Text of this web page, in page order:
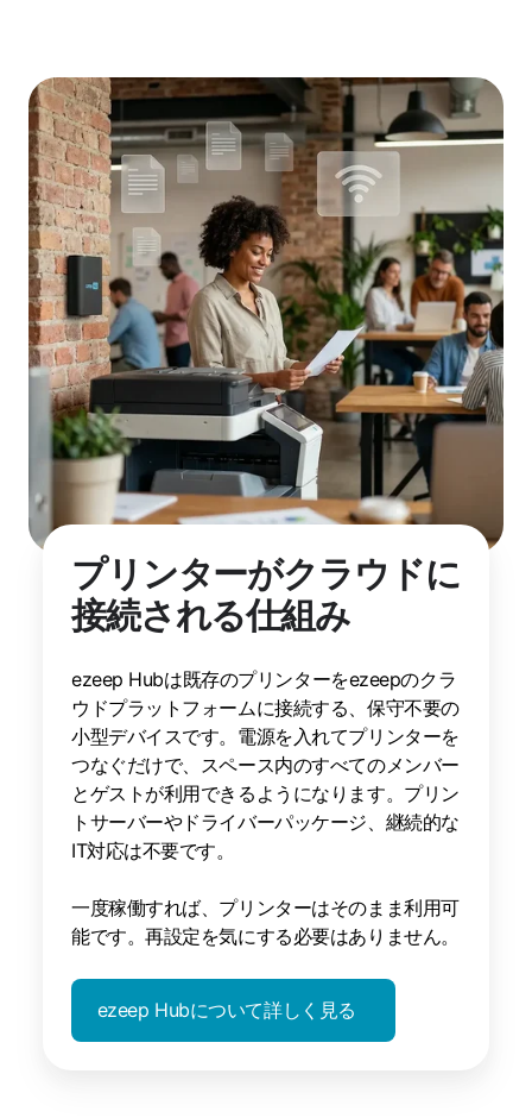
プリンターがクラウドに
接続される仕組み
ezeep Hubは既存のプリンターをezeepのクラ
ウドプラットフォームに接続する、保守不要の
小型デバイスです。電源を入れてプリンターを
つなぐだけで、スペース内のすべてのメンバー
とゲストが利用できるようになります。プリン
トサーバーやドライバーパッケージ、継続的な
IT対応は不要です。
一度稼働すれば、プリンターはそのまま利用可
能です。再設定を気にする必要はありません。
ezeep Hubについて詳しく見る